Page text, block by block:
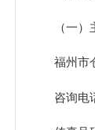
（一）
福州市仓
咨询电话